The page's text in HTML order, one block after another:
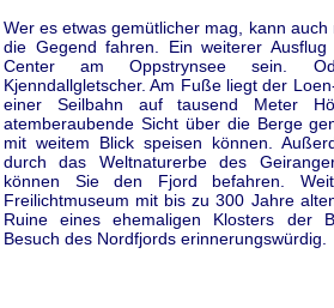
Wer es etwas gemütlicher mag, kann
die Gegend fahren. Ein weiterer
Center am Oppstrynsee sein.
Kjenndallgletscher. Am Fuße liegt der
einer Seilbahn auf tausend Meter
atemberaubende Sicht über die Berge
mit weitem Blick speisen können.
durch das Weltnaturerbe des
können Sie den Fjord befahren.
Freilichtmuseum mit bis zu 300 Jahre
Ruine eines ehemaligen Klosters der
Besuch des Nordfjords erinnerungswürdig.